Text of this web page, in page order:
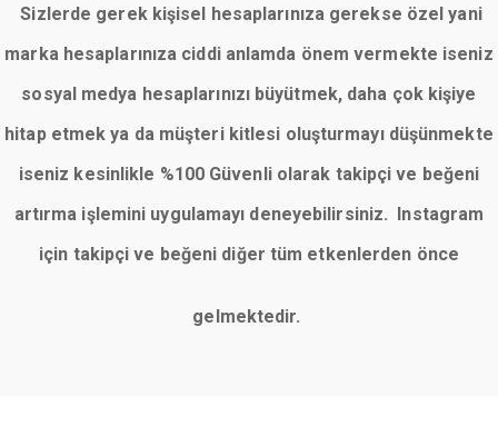
Sizlerde gerek kişisel hesaplarınıza gerekse özel yani
marka hesaplarınıza ciddi anlamda önem vermekte iseniz
sosyal medya hesaplarınızı büyütmek, daha çok kişiye
hitap etmek ya da müşteri kitlesi oluşturmayı düşünmekte
iseniz kesinlikle %100 Güvenli olarak takipçi ve beğeni
artırma işlemini uygulamayı deneyebilirsiniz. Instagram
için takipçi ve beğeni diğer tüm etkenlerden önce
gelmektedir.